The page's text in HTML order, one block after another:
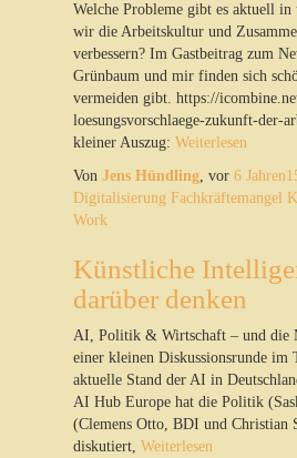
Welche Probleme gibt es aktuell
wir die Arbeitskultur und
verbessern? Im Gastbeitrag zum
Grünbaum und mir finden sich
vermeiden gibt. https://
loesungsvorschlaege-zukunft-der-
kleiner Auszug: Weiterlesen
Von Jens Hündling, vor 6 Jahren
Digitalisierung Fachkräftemangel
Work
Künstliche
darüber denken
AI, Politik & Wirtschaft – und die
einer kleinen Diskussionsrunde im
aktuelle Stand der AI in
AI Hub Europe hat die Politik
(Clemens Otto, BDI und Christian
diskutiert, Weiterlesen